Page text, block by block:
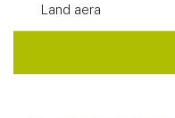
Land aera